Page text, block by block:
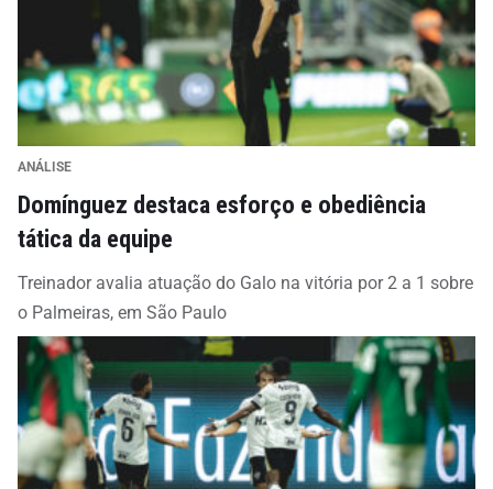
ANÁLISE
Domínguez destaca esforço e obediência
tática da equipe
Treinador avalia atuação do Galo na vitória por 2 a 1 sobre
o Palmeiras, em São Paulo